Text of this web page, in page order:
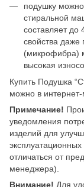
подушку
стиральной
составляет до
свойства даже
(микрофибра)
высокая
Купить Подушка
можно в интернет-
Примечание!
уведомления
изделий для
отличаться от
менеджера).
Внимание! Для